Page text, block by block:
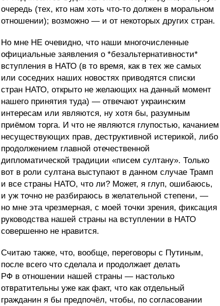
очередь (тех, кто нам хоть что-то должен в моральном
отношении); возможно — и от некоторых других стран.
Но мне НЕ очевидно, что наши многочисленные
официальные заявления о *безальтернативности*
вступления в НАТО (в то время, как в тех же самых
или соседних наших новостях приводятся списки
стран НАТО, открыто не желающих на данный момент
нашего принятия туда) — отвечают украинским
интересам или являются, ну хотя бы, разумным
приёмом торга. И что не являются глупостью, качанием
несуществующих прав, деструктивной истерикой, либо
продолжением главной отечественной
дипломатической традиции «писем султану». Только
вот в роли султана выступают в данном случае Трамп
и все страны НАТО, что ли? Может, я глуп, ошибаюсь,
и уж точно не разбираюсь в желательной степени, —
но мне эта чрезмерная, с моей точки зрения, фиксация
руководства нашей страны на вступлении в НАТО
совершенно не нравится.
Считаю также, что, вообще, переговоры с Путиным,
после всего что сделала и продолжает делать
РФ в отношении нашей страны — настолько
отвратительны уже как факт, что как отдельный
гражданин я бы предпочёл, чтобы, по согласовании